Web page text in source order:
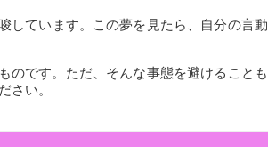
しています。この夢を見たら、自分の言動
のです。ただ、そんな事態を避けることも
さい。